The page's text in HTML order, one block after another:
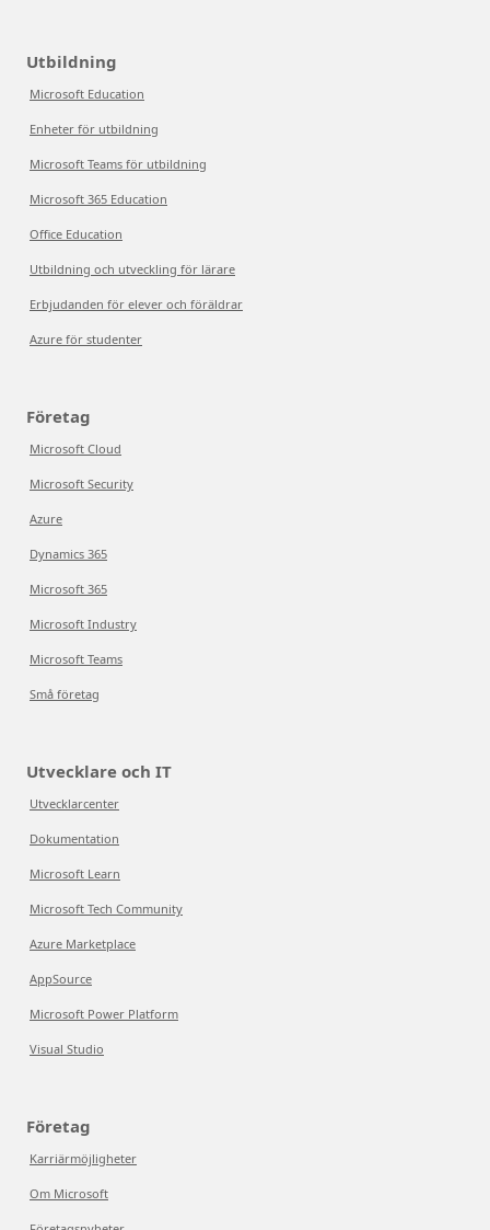
Utbildning
Microsoft Education
Enheter för utbildning
Microsoft Teams för utbildning
Microsoft 365 Education
Office Education
Utbildning och utveckling för lärare
Erbjudanden för elever och föräldrar
Azure för studenter
Företag
Microsoft Cloud
Microsoft Security
Azure
Dynamics 365
Microsoft 365
Microsoft Industry
Microsoft Teams
Små företag
Utvecklare och IT
Utvecklarcenter
Dokumentation
Microsoft Learn
Microsoft Tech Community
Azure Marketplace
AppSource
Microsoft Power Platform
Visual Studio
Företag
Karriärmöjligheter
Om Microsoft